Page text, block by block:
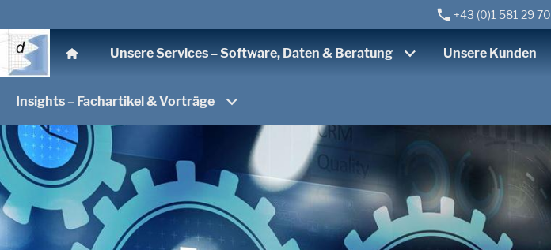
+43 (0)1 581 29 70
Unsere Services – Software, Daten & Beratung Unsere Kunden
Insights – Fachartikel & Vorträge